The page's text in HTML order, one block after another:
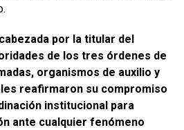
por la titular del
de los tres órdenes de
organismos de auxilio y
reafirmaron su compromiso
institucional para
ante cualquier fenómeno